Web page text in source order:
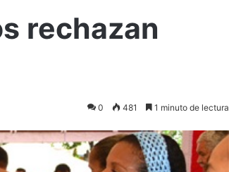
rechazan
0 481 1 minuto de lectura